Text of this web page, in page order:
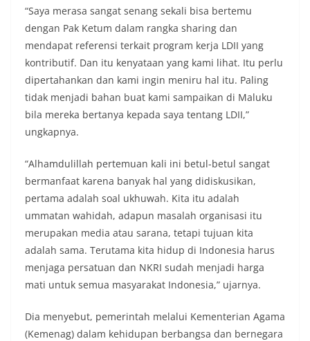
“Saya merasa sangat senang sekali bisa bertemu
dengan Pak Ketum dalam rangka sharing dan
mendapat referensi terkait program kerja LDII yang
kontributif. Dan itu kenyataan yang kami lihat. Itu perlu
dipertahankan dan kami ingin meniru hal itu. Paling
tidak menjadi bahan buat kami sampaikan di Maluku
bila mereka bertanya kepada saya tentang LDII,”
ungkapnya.
“Alhamdulillah pertemuan kali ini betul-betul sangat
bermanfaat karena banyak hal yang didiskusikan,
pertama adalah soal ukhuwah. Kita itu adalah
ummatan wahidah, adapun masalah organisasi itu
merupakan media atau sarana, tetapi tujuan kita
adalah sama. Terutama kita hidup di Indonesia harus
menjaga persatuan dan NKRI sudah menjadi harga
mati untuk semua masyarakat Indonesia,” ujarnya.
Dia menyebut, pemerintah melalui Kementerian Agama
(Kemenag) dalam kehidupan berbangsa dan bernegara